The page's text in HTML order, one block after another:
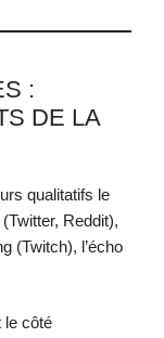
:
DE LA
qualitatifs le
Reddit),
(Twitch), l’écho
le côté